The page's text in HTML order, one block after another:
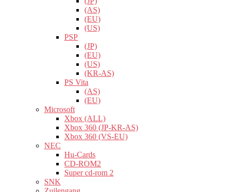
(AS)
(EU)
(US)
PSP
(JP)
(EU)
(US)
(KR-AS)
PS Vita
(AS)
(EU)
Microsoft
Xbox (ALL)
Xbox 360 (JP-KR-AS)
Xbox 360 (VS-EU)
NEC
Hu-Cards
CD-ROM2
Super cd-rom 2
SNK